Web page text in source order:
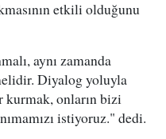
etkili olduğunu
aynı zamanda
Diyalog yoluyla
onların bizi
istiyoruz." dedi.